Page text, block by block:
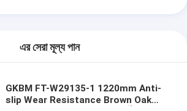
এর সেরা মূল্য পান
GKBM FT-W29135-1 1220mm Anti-
slip Wear Resistance Brown Oak